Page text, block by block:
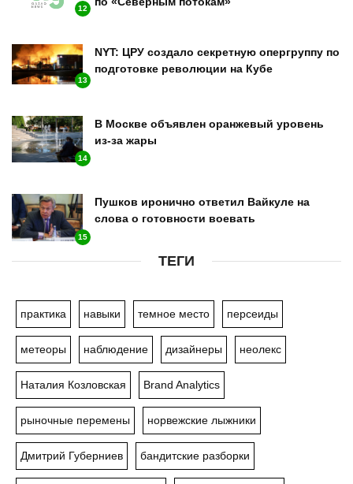
12
13
NYT: ЦРУ создало секретную опергруппу по
подготовке революции на Кубе
14
В Москве объявлен оранжевый уровень
из-за жары
15
Пушков иронично ответил Вайкуле на
слова о готовности воевать
ТЕГИ
практика навыки темное место персеиды
метеоры наблюдение дизайнеры неолекс
Наталия Козловская Brand Analytics
рыночные перемены норвежские лыжники
Дмитрий Губерниев бандитские разборки